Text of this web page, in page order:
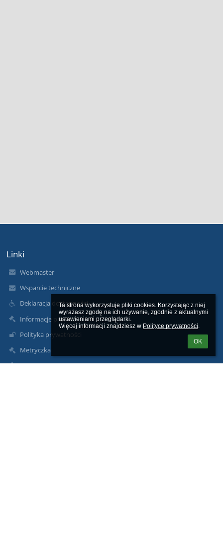
Ta strona wykorzystuje pliki cookies. Korzystając z niej
wyrażasz zgodę na ich używanie, zgodnie z aktualnymi
ustawieniami przeglądarki.
Więcej informacji znajdziesz w Polityce prywatności.
OK
Linki
Webmaster
Wsparcie techniczne
Deklaracja dostępności
Informacje prawne
Polityka prywatności
Metryczka
Mapa strony